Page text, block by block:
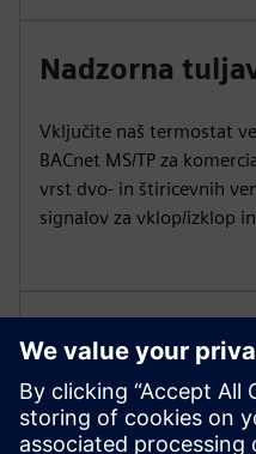
Nadzorna
Vključite naš termostat
BACnet MS/TP za
vrst dvo- in štiricevnih
signalov za vklop/izklop
Zaščitite pred
Uporabite funkcijo
kakovosti zraka v